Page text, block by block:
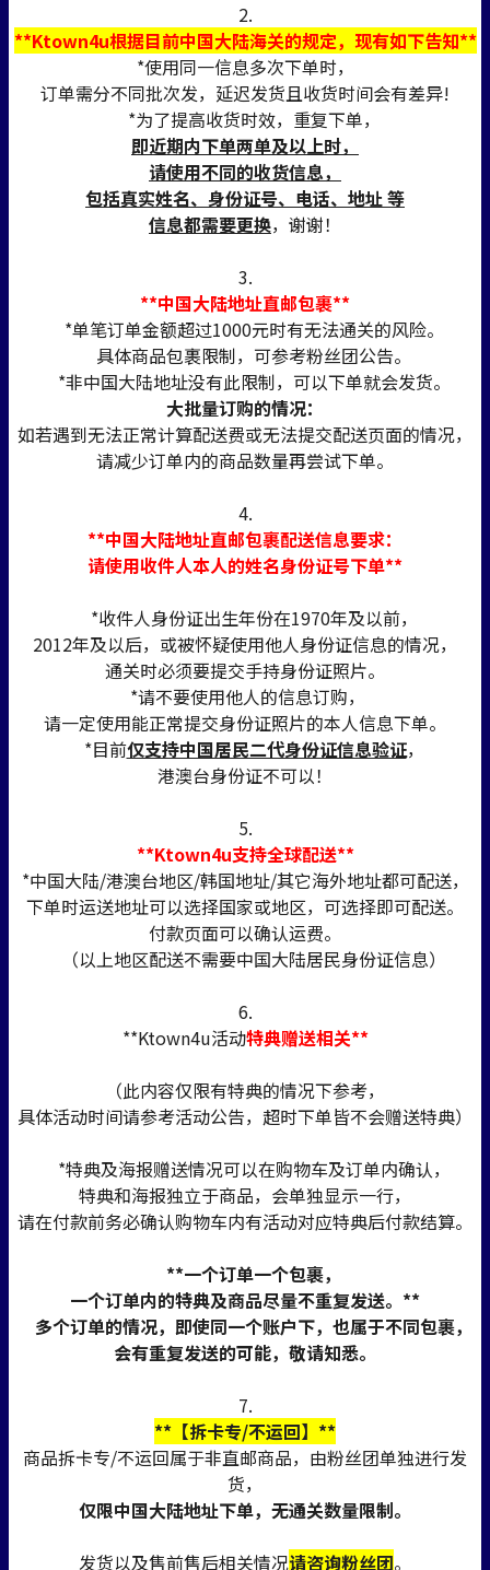
2.
**Ktown4u根据目前中国大陆海关的规定，现有如下告知**
*使用同一信息多次下单时，
订单需分不同批次发，延迟发货且收货时间会有差异!
*为了提高收货时效，重复下单，
即近期内下单两单及以上时，
请使用不同的收货信息，
包括真实姓名、身份证号、电话、地址 等
信息都需要更换，谢谢！
3.
**中国大陆地址直邮包裹**
*单笔订单金额超过1000元时有无法通关的风险。
具体商品包裹限制，可参考粉丝团公告。
*非中国大陆地址没有此限制，可以下单就会发货。
大批量订购的情况：
如若遇到无法正常计算配送费或无法提交配送页面的情况，
请减少订单内的商品数量再尝试下单。
4.
**中国大陆地址直邮包裹配送信息要求：
请使用收件人本人的姓名身份证号下单**
*收件人身份证出生年份在1970年及以前，
2012年及以后，或被怀疑使用他人身份证信息的情况，
通关时必须要提交手持身份证照片。
*请不要使用他人的信息订购，
请一定使用能正常提交身份证照片的本人信息下单。
*目前仅支持中国居民二代身份证信息验证，
港澳台身份证不可以！
5.
**Ktown4u支持全球配送**
*中国大陆/港澳台地区/韩国地址/其它海外地址都可配送，
下单时运送地址可以选择国家或地区，可选择即可配送。
付款页面可以确认运费。
（以上地区配送不需要中国大陆居民身份证信息）
6.
**Ktown4u活动特典赠送相关**
（此内容仅限有特典的情况下参考，
具体活动时间请参考活动公告，超时下单皆不会赠送特典）
*特典及海报赠送情况可以在购物车及订单内确认，
特典和海报独立于商品，会单独显示一行，
请在付款前务必确认购物车内有活动对应特典后付款结算。
**一个订单一个包裹，
一个订单内的特典及商品尽量不重复发送。**
多个订单的情况，即使同一个账户下，也属于不同包裹，
会有重复发送的可能，敬请知悉。
7.
**【拆卡专/不运回】**
商品拆卡专/不运回属于非直邮商品，由粉丝团单独进行发
货，
仅限中国大陆地址下单，无通关数量限制。
发货以及售前售后相关情况请咨询粉丝团。